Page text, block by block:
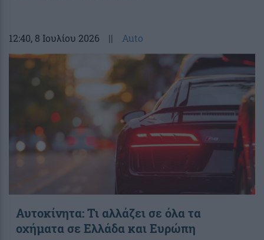
12:40, 8 Ιουλίου 2026 || Auto
Αυτοκίνητα: Τι αλλάζει σε όλα τα
οχήματα σε Ελλάδα και Ευρώπη